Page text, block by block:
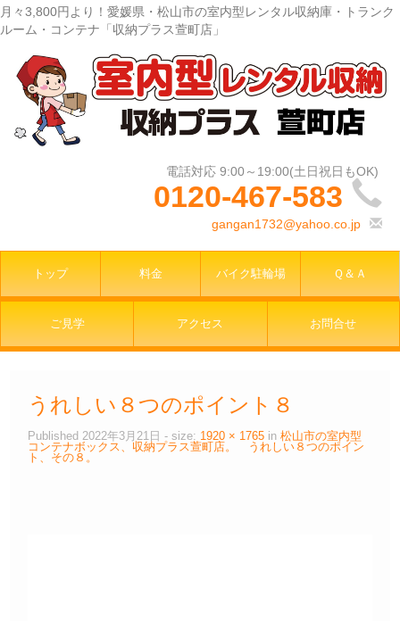
月々3,800円より！愛媛県・松山市の室内型レンタル収納庫・トランク
ルーム・コンテナ「収納プラス萱町店」
0120-467-583
gangan1732@yahoo.co.jp
トップ 料金 バイク駐輪場 Ｑ＆Ａ
ご見学 アクセス お問合せ
うれしい８つのポイント８
Published 2022年3月21日 - size: 1920 × 1765 in 松山市の室内型
コンテナボックス、収納プラス萱町店。 うれしい８つのポイン
ト、その８。